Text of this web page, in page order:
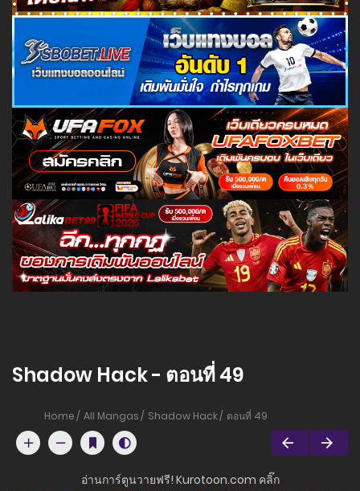
Shadow Hack - ตอนที่ 49
Home All Mangas Shadow Hack ตอนที่ 49
อ่านการ์ตูนวายฟรี! Kurotoon.com คลิ๊ก